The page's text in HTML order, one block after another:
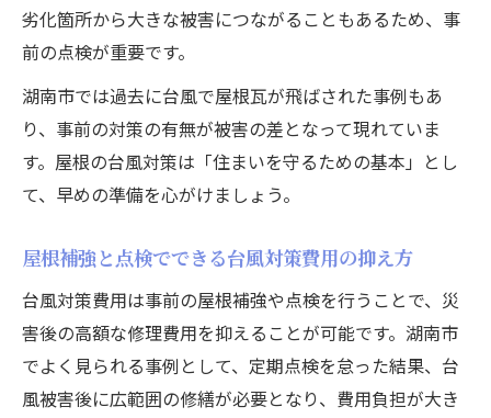
劣化箇所から大きな被害につながることもあるため、事
前の点検が重要です。
湖南市では過去に台風で屋根瓦が飛ばされた事例もあ
り、事前の対策の有無が被害の差となって現れていま
す。屋根の台風対策は「住まいを守るための基本」とし
て、早めの準備を心がけましょう。
屋根補強と点検でできる台風対策費用の抑え方
台風対策費用は事前の屋根補強や点検を行うことで、災
害後の高額な修理費用を抑えることが可能です。湖南市
でよく見られる事例として、定期点検を怠った結果、台
風被害後に広範囲の修繕が必要となり、費用負担が大き